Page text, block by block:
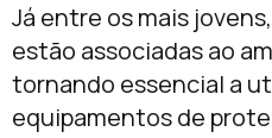
Já entre os mais
estão associadas ao
tornando essencial a
equipamentos de